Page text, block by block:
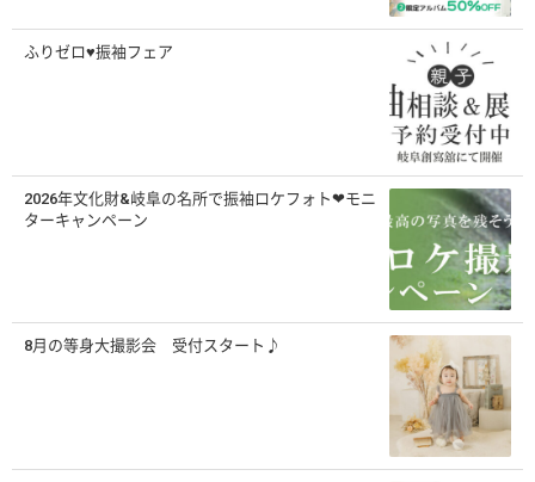
ふりゼロ♥振袖フェア
2026年文化財&岐阜の名所で振袖ロケフォト❤モニ
ターキャンペーン
8月の等身大撮影会 受付スタート♪